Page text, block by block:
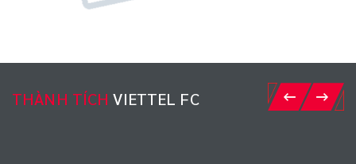
THÀNH TÍCHVIETTEL FC